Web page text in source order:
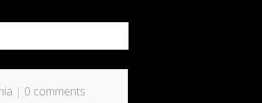
| 0 comments